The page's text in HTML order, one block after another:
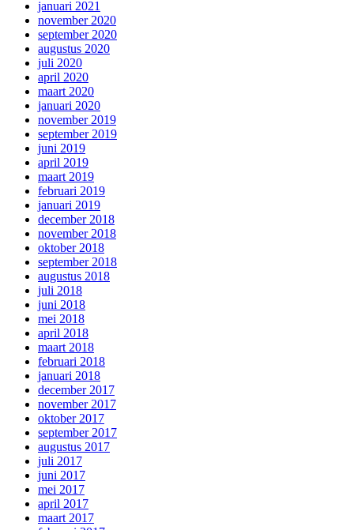
januari 2021
november 2020
september 2020
augustus 2020
juli 2020
april 2020
maart 2020
januari 2020
november 2019
september 2019
juni 2019
april 2019
maart 2019
februari 2019
januari 2019
december 2018
november 2018
oktober 2018
september 2018
augustus 2018
juli 2018
juni 2018
mei 2018
april 2018
maart 2018
februari 2018
januari 2018
december 2017
november 2017
oktober 2017
september 2017
augustus 2017
juli 2017
juni 2017
mei 2017
april 2017
maart 2017